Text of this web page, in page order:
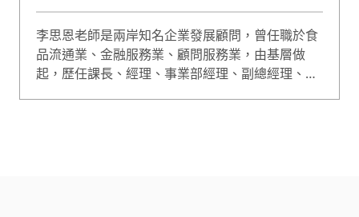
李思恩老師是兩岸知名企業發展顧問，曾任職於食
品流通業、金融服務業、顧問服務業，由基層做
起，歷任課長、經理、事業部經理、副總經理、總